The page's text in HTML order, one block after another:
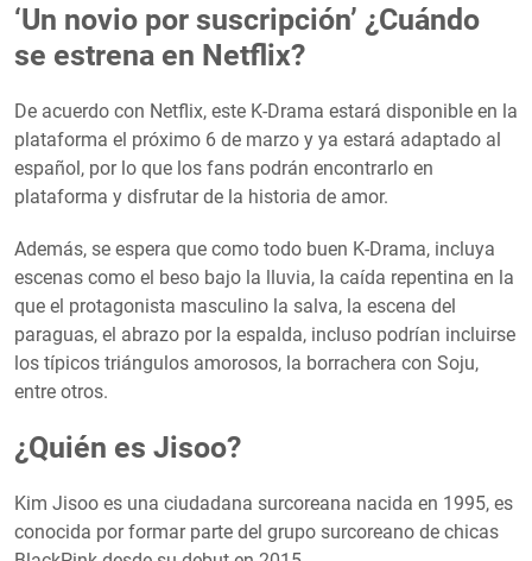
‘Un novio por suscripción’ ¿Cuándo
se estrena en Netflix?
De acuerdo con Netflix, este K-Drama estará disponible en la
plataforma el próximo 6 de marzo y ya estará adaptado al
español, por lo que los fans podrán encontrarlo en
plataforma y disfrutar de la historia de amor.
Además, se espera que como todo buen K-Drama, incluya
escenas como el beso bajo la lluvia, la caída repentina en la
que el protagonista masculino la salva, la escena del
paraguas, el abrazo por la espalda, incluso podrían incluirse
los típicos triángulos amorosos, la borrachera con Soju,
entre otros.
¿Quién es Jisoo?
Kim Jisoo es una ciudadana surcoreana nacida en 1995, es
conocida por formar parte del grupo surcoreano de chicas